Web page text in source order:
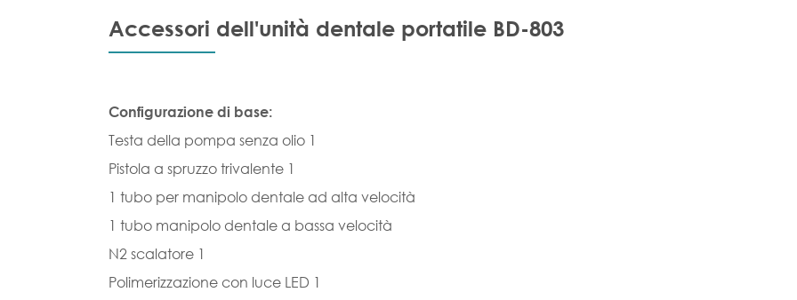
Accessori dell'unità dentale portatile BD-803
Configurazione di base:
Testa della pompa senza olio 1
Pistola a spruzzo trivalente 1
1 tubo per manipolo dentale ad alta velocità
1 tubo manipolo dentale a bassa velocità
N2 scalatore 1
Polimerizzazione con luce LED 1